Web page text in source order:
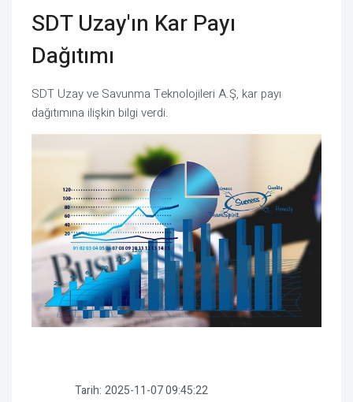
SDT Uzay'ın Kar Payı
Dağıtımı
SDT Uzay ve Savunma Teknolojileri A.Ş, kar payı
dağıtımına ilişkin bilgi verdi.
Tarih: 2025-11-07 09:45:22